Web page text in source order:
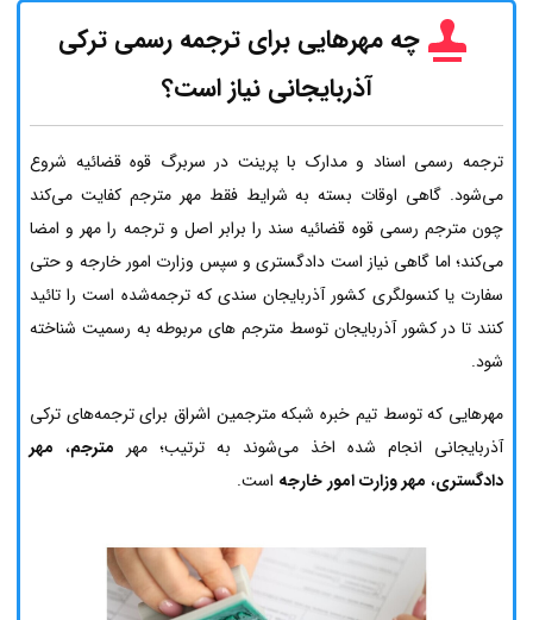
چه مهرهایی برای ترجمه رسمی ترکی
آذربایجانی نیاز است؟
ترجمه رسمی اسناد و مدارک با پرینت در سربرگ قوه قضائیه شروع
می‌شود. گاهی اوقات بسته به شرایط فقط مهر مترجم کفایت می‌کند
چون مترجم رسمی قوه قضائیه سند را برابر اصل و ترجمه را مهر و امضا
می‌کند؛ اما گاهی نیاز است دادگستری و سپس وزارت امور خارجه و حتی
سفارت یا کنسولگری کشور آذربایجان سندی که ترجمه‌شده است را تائید
کنند تا در کشور آذربایجان توسط مترجم های مربوطه به رسمیت شناخته
شود.
مهرهایی که توسط تیم خبره شبکه مترجمین اشراق برای ترجمه‌های ترکی
آذربایجانی انجام شده اخذ می‌شوند به ترتیب؛ مهر مترجم، مهر
دادگستری، مهر وزارت امور خارجه است.